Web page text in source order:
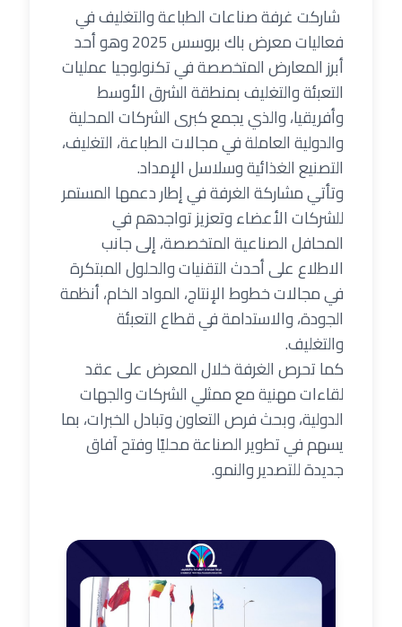
شاركت غرفة صناعات الطباعة والتغليف في
فعاليات معرض باك بروسس 2025 وهو أحد
أبرز المعارض المتخصصة في تكنولوجيا عمليات
التعبئة والتغليف بمنطقة الشرق الأوسط
وأفريقيا، والذي يجمع كبرى الشركات المحلية
والدولية العاملة في مجالات الطباعة، التغليف،
التصنيع الغذائية وسلاسل الإمداد.
وتأتي مشاركة الغرفة في إطار دعمها المستمر
للشركات الأعضاء وتعزيز تواجدهم في
المحافل الصناعية المتخصصة، إلى جانب
الاطلاع على أحدث التقنيات والحلول المبتكرة
في مجالات خطوط الإنتاج، المواد الخام، أنظمة
الجودة، والاستدامة في قطاع التعبئة
والتغليف.
كما تحرص الغرفة خلال المعرض على عقد
لقاءات مهنية مع ممثلي الشركات والجهات
الدولية، وبحث فرص التعاون وتبادل الخبرات، بما
يسهم في تطوير الصناعة محليًا وفتح آفاق
جديدة للتصدير والنمو.